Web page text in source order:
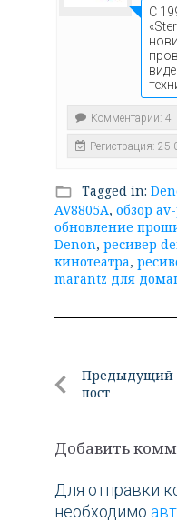
С
Комментарии: 4
Регистрация:
folder_open Tagged in:
AV8805A, обзор
обновление
Denon, ресивер
кинотеатра,
marantz для
Навигация
по
Предыдущий
пост
Добавить
Для отправки
необходимо